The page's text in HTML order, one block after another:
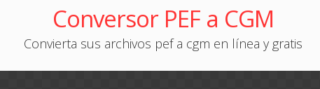
Conversor PEF a CGM
Convierta sus archivos pef a cgm en línea y gratis